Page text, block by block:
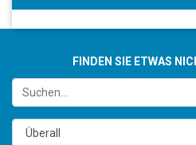
FINDEN SIE ETWAS